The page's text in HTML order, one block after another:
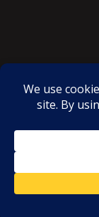
Proudly powered